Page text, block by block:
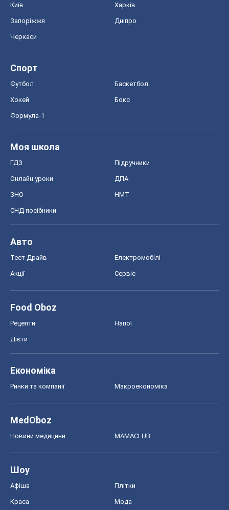
Київ Харків
Запоріжжя Дніпро
Черкаси
Спорт
Футбол Баскетбол
Хокей Бокс
Формула-1
Моя школа
ГДЗ Підручники
Онлайн уроки ДПА
ЗНО НМТ
СНД посібники
Авто
Тест Драйв Електромобілі
Акції Сервіс
Food Oboz
Рецепти Напої
Дієти
Економіка
Ринки та компанії Макроекономіка
MedOboz
Новини медицини MAMACLUB
Шоу
Афіша Плітки
Краса Мода